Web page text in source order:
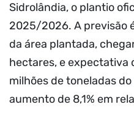
Sidrolândia, o plantio
2025/2026. A previsão
da área plantada,
hectares, e expectativa
milhões de toneladas
aumento de 8,1% em